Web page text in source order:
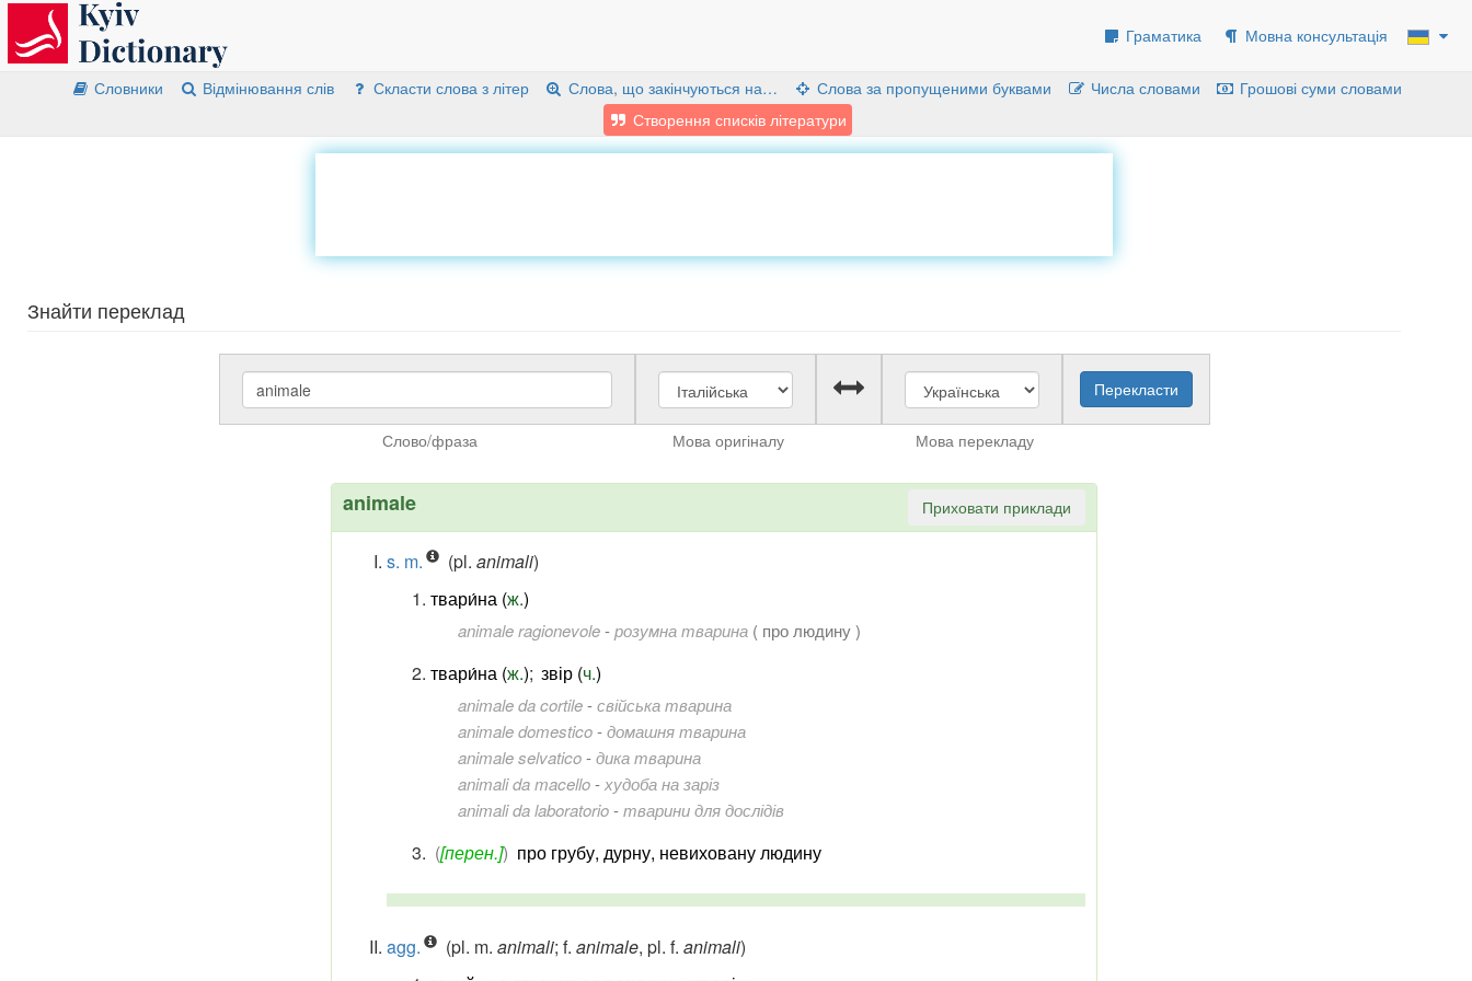
Граматика Мовна консультація
Словники Відмінювання слів Скласти слова з літер Слова, що закінчуються на… Слова за пропущеними буквами Числа словами
Грошові суми словами
Створення списків літератури
Знайти переклад
Слово/фраза Мова оригіналу Мова перекладу
animale Приховати приклади
s. m. (pl. animali)
твари́на (ж.)
animale ragionevole-розумна тварина ( про людину )
твари́на (ж.); звір (ч.)
animale da cortile-свійська тварина
animale domestico-домашня тварина
animale selvatico-дика тварина
animali da macello-худоба на заріз
animali da laboratorio-тварини для дослідів
([перен.]) про грубу, дурну, невиховану людину
agg. (pl. m. animali; f. animale, pl. f. animali)